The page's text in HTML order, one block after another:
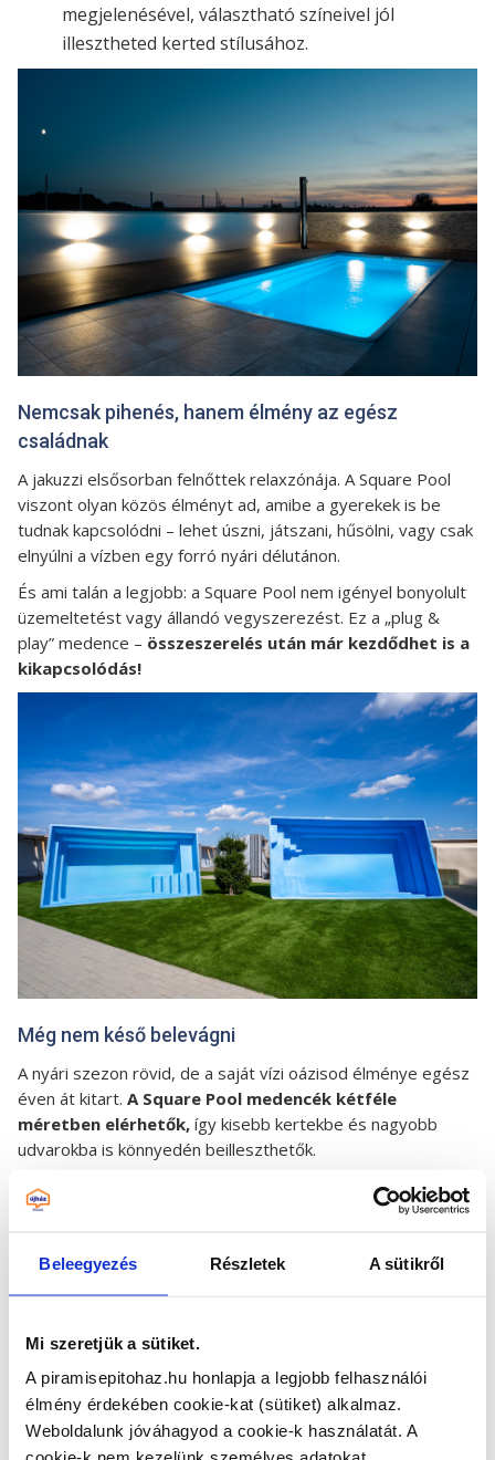
Beleegyezés Részletek A sütikről
Mi szeretjük a sütiket.
A piramisepitohaz.hu honlapja a legjobb felhasználói
élmény érdekében cookie-kat (sütiket) alkalmaz.
Weboldalunk jóváhagyod a cookie-k használatát. A
megjelenésével, választható színeivel jól
illesztheted kerted stílusához.
Nemcsak pihenés, hanem élmény az egész
családnak
A jakuzzi elsősorban felnőttek relaxzónája. A Square Pool
viszont olyan közös élményt ad, amibe a gyerekek is be
tudnak kapcsolódni – lehet úszni, játszani, hűsölni, vagy csak
elnyúlni a vízben egy forró nyári délutánon.
És ami talán a legjobb: a Square Pool nem igényel bonyolult
üzemeltetést vagy állandó vegyszerezést. Ez a „plug &
play” medence – összeszerelés után már kezdődhet is a
kikapcsolódás!
Még nem késő belevágni
A nyári szezon rövid, de a saját vízi oázisod élménye egész
éven át kitart. A Square Pool medencék kétféle
méretben elérhetők, így kisebb kertekbe és nagyobb
udvarokba is könnyedén beilleszthetők.
Ha tehát azon gondolkodsz, hogy idén végre legyen egy
saját vízi menedéked, de eddig a jakuzzit láttad az egyetlen
Square Pool kínálatában, itt: Medencék
TALÁN EZ IS ÉRDEKELHET